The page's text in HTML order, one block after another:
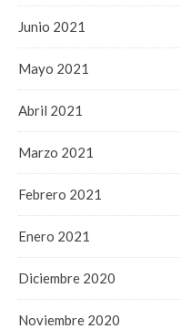
Junio 2021
Mayo 2021
Abril 2021
Marzo 2021
Febrero 2021
Enero 2021
Diciembre 2020
Noviembre 2020